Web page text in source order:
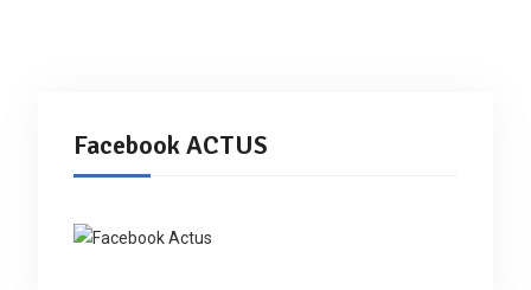
Facebook ACTUS